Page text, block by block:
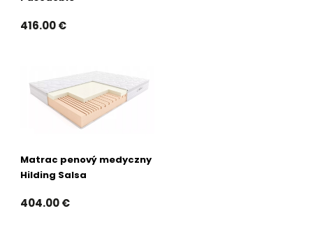
416.00 €
Matrac penový medyczny
Hilding Salsa
404.00 €